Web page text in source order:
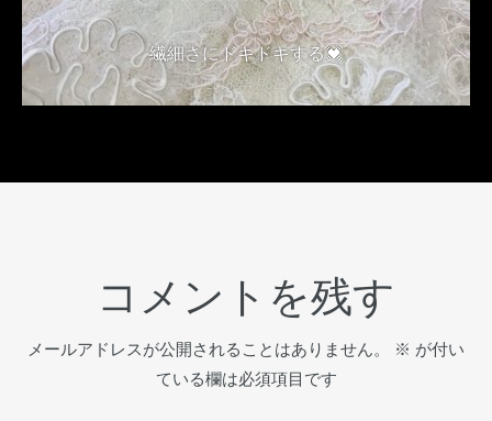
繊細さにドキドキする💓
2018年4月6日
コメントを残す
メールアドレスが公開されることはありません。 ※ が付い
ている欄は必須項目です